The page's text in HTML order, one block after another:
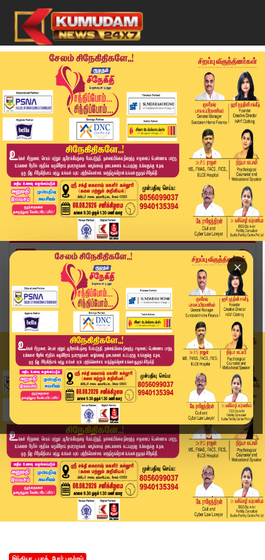
×
Home
இந்தியா - பாக். போர் பதற்றம்
“தாக்குதலுக்கு பயந்து அவசரமாக வெளியேறினோம்” - ...